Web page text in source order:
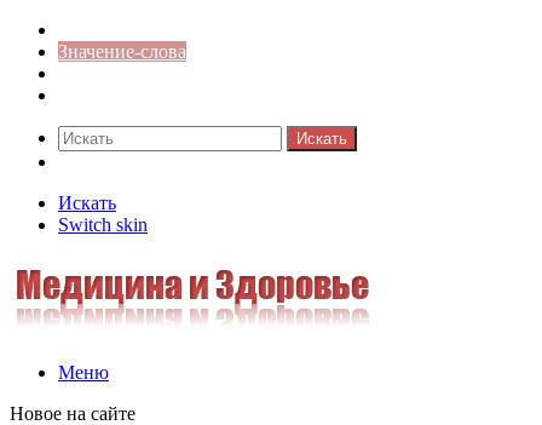
Значение-слова
Искать
Искать
Switch skin
Меню
Новое на сайте